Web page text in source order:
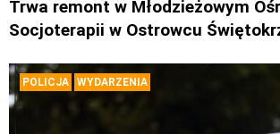
Trwa remont w Młodzieżowym
Socjoterapii w Ostrowcu
POLICJA WYDARZENIA